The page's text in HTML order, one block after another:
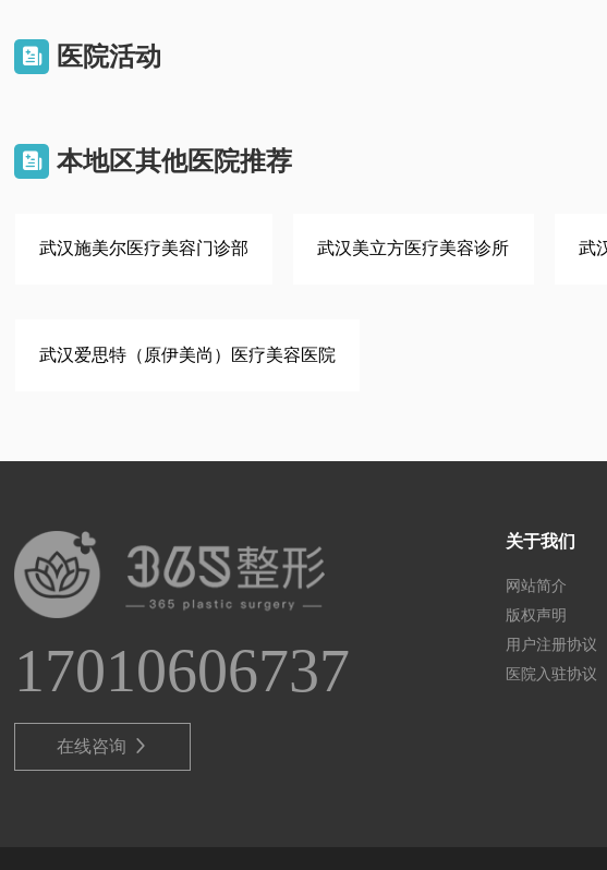
 医院活动
 本地区其他医院推荐
武汉施美尔医疗美容门诊部 武汉美立方医疗美容诊所 武
武汉爱思特（原伊美尚）医疗美容医院
17010606737
在线咨询 
关于我们
网站简介
版权声明
用户注册协议
医院入驻协议